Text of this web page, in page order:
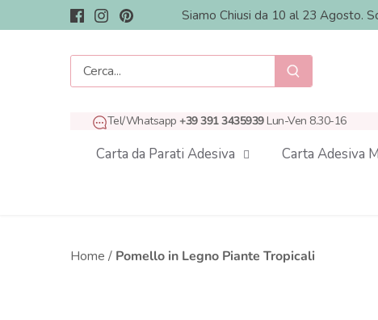
al
Siamo Chiusi da 10 al 23 Agosto.
Tel/Whatsapp +39 391 3435939Lun-Ven 8.30-16
Carta da Parati Adesiva Carta Adesiva
Home / Pomello in Legno Piante Tropicali